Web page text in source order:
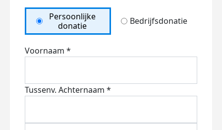
Persoonlijke
donatie
Bedrijfsdonatie
Voornaam *
Tussenv. Achternaam *